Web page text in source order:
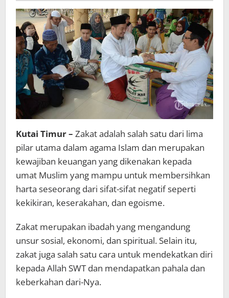
Kutai Timur – Zakat adalah salah satu dari lima
pilar utama dalam agama Islam dan merupakan
kewajiban keuangan yang dikenakan kepada
umat Muslim yang mampu untuk membersihkan
harta seseorang dari sifat-sifat negatif seperti
kekikiran, keserakahan, dan egoisme.
Zakat merupakan ibadah yang mengandung
unsur sosial, ekonomi, dan spiritual. Selain itu,
zakat juga salah satu cara untuk mendekatkan diri
kepada Allah SWT dan mendapatkan pahala dan
keberkahan dari-Nya.